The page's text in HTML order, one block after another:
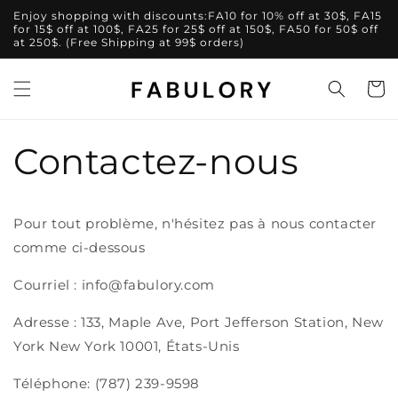
passer
au
contenu
Enjoy shopping with discounts:FA10 for 10% off at 30$, FA15
for 15$ off at 100$, FA25 for 25$ off at 150$, FA50 for 50$ off
at 250$. (Free Shipping at 99$ orders)
Panier
Contactez-nous
Pour tout problème, n'hésitez pas à nous contacter
comme ci-dessous
Courriel : info@fabulory.com
Adresse : 133, Maple Ave, Port Jefferson Station, New
York New York 10001, États-Unis
Téléphone: (787) 239-9598